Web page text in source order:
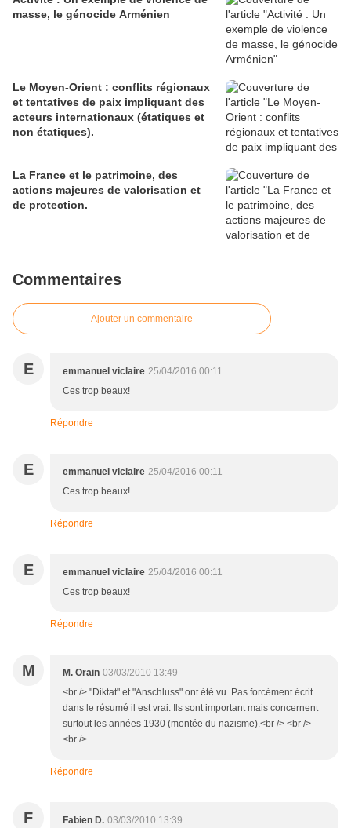
masse, le génocide Arménien
Le Moyen-Orient : conflits régionaux
et tentatives de paix impliquant des
acteurs internationaux (étatiques et
non étatiques).
La France et le patrimoine, des
actions majeures de valorisation et
de protection.
Commentaires
Ajouter un commentaire
E emmanuel viclaire 25/04/2016 00:11
Ces trop beaux!
Répondre
E emmanuel viclaire 25/04/2016 00:11
Ces trop beaux!
Répondre
E emmanuel viclaire 25/04/2016 00:11
Ces trop beaux!
Répondre
M M. Orain 03/03/2010 13:49
<br /> "Diktat" et "Anschluss" ont été vu. Pas forcément écrit
dans le résumé il est vrai. Ils sont important mais concernent
surtout les années 1930 (montée du nazisme).<br /> <br />
<br />
Répondre
F Fabien D. 03/03/2010 13:39